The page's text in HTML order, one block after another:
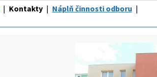
Kontakty
Náplň činnosti odboru